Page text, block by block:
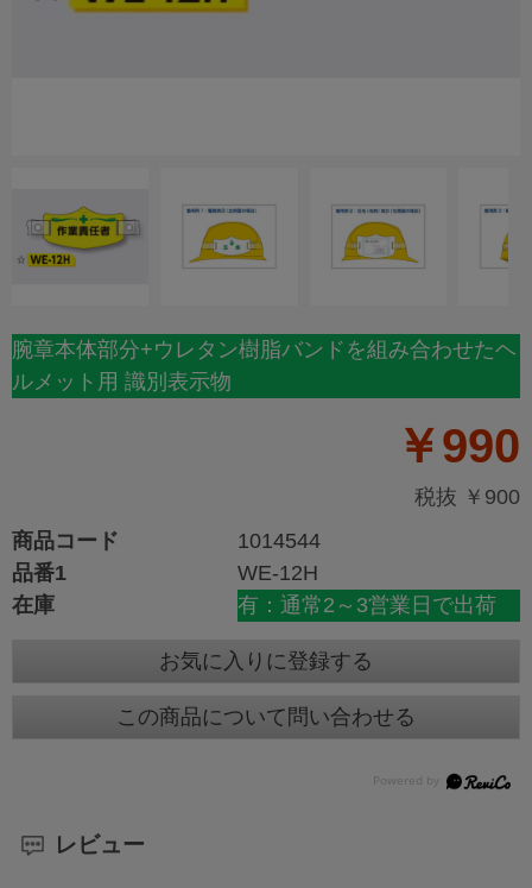
腕章本体部分+ウレタン樹脂バンドを組み合わせたヘ
ルメット用 識別表示物
￥990
税抜 ￥900
商品コード
1014544
品番1
WE-12H
在庫
有：通常2～3営業日で出荷
お気に入りに登録する
この商品について問い合わせる
レビュー